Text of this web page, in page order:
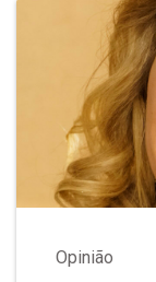
Opinião